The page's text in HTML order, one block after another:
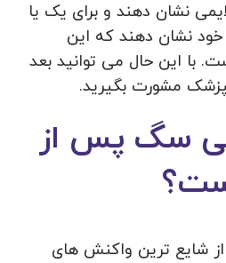
نشان دهند و برای یک یا
خود نشان دهند که این
با این حال می توانید بعد
مشورت بگیرید.
سگ پس از
شایع ترین واکنش های